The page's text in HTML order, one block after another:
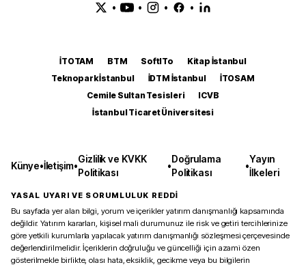
• • • •
İTOTAM BTM SoftITo
Kitap İstanbul
Teknopark İstanbul
İDTM İstanbul
İTOSAM
Cemile Sultan Tesisleri
ICVB
İstanbul Ticaret Üniversitesi
Künye•İletişim•
Gizlilik ve KVKK
Politikası
•
Doğrulama
Politikası
•
Yayın
İlkeleri
YASAL UYARI VE SORUMLULUK REDDİ
Bu sayfada yer alan bilgi, yorum ve içerikler yatırım danışmanlığı kapsamında
değildir. Yatırım kararları, kişisel mali durumunuz ile risk ve getiri tercihlerinize
göre yetkili kurumlarla yapılacak yatırım danışmanlığı sözleşmesi çerçevesinde
değerlendirilmelidir. İçeriklerin doğruluğu ve güncelliği için azami özen
gösterilmekle birlikte, olası hata, eksiklik, gecikme veya bu bilgilerin